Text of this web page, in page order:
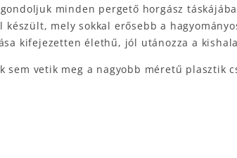
minden pergető horgász
mely sokkal erősebb a
kifejezetten élethű, jól utánozza a
vetik meg a nagyobb méretű plasztik